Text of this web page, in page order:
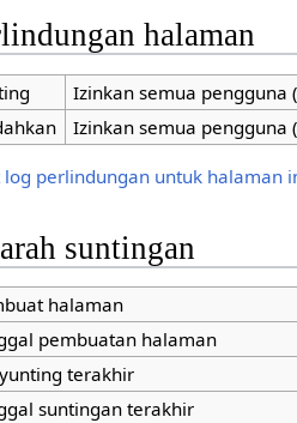
halaman
Izinkan semua pengguna
Izinkan semua pengguna
log perlindungan untuk halaman
suntingan
halaman
pembuatan halaman
terakhir
suntingan terakhir